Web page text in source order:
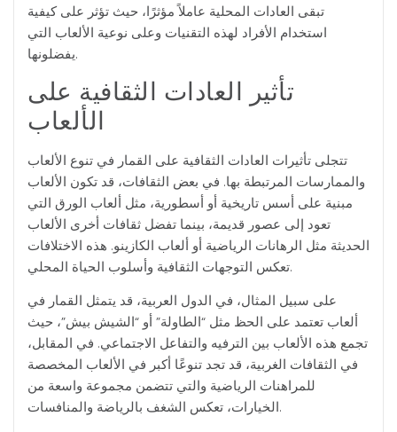
تبقى العادات المحلية عاملاً مؤثرًا، حيث تؤثر على كيفية
استخدام الأفراد لهذه التقنيات وعلى نوعية الألعاب التي
يفضلونها.
تأثير العادات الثقافية على
الألعاب
تتجلى تأثيرات العادات الثقافية على القمار في تنوع الألعاب
والممارسات المرتبطة بها. في بعض الثقافات، قد تكون الألعاب
مبنية على أسس تاريخية أو أسطورية، مثل ألعاب الورق التي
تعود إلى عصور قديمة، بينما تفضل ثقافات أخرى الألعاب
الحديثة مثل الرهانات الرياضية أو ألعاب الكازينو. هذه الاختلافات
تعكس التوجهات الثقافية وأسلوب الحياة المحلي.
على سبيل المثال، في الدول العربية، قد يتمثل القمار في
ألعاب تعتمد على الحظ مثل “الطاولة” أو “الشيش بيش”، حيث
تجمع هذه الألعاب بين الترفيه والتفاعل الاجتماعي. في المقابل،
في الثقافات الغربية، قد تجد تنوعًا أكبر في الألعاب المخصصة
للمراهنات الرياضية والتي تتضمن مجموعة واسعة من
الخيارات، تعكس الشغف بالرياضة والمنافسات.